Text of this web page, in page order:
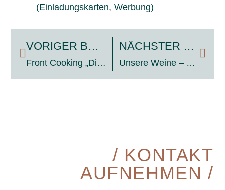
(Einladungskarten, Werbung)
VORIGER BEITRAG
Front Cooking „Die Küche zu Gast“
NÄCHSTER BEITRAG
Unsere Weine – eine Auswahl
/ KONTAKT
AUFNEHMEN /